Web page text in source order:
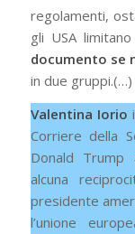
regolamenti,
gli USA
documento se
in due gruppi.(…)
Valentina Iorio
Corriere della
Donald Trump
alcuna
presidente
l’unione